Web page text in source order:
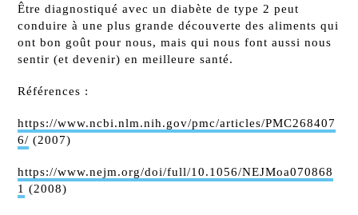
Être diagnostiqué avec un diabète de type 2 peut
conduire à une plus grande découverte des aliments qui
ont bon goût pour nous, mais qui nous font aussi nous
sentir (et devenir) en meilleure santé.
Références :
https://www.ncbi.nlm.nih.gov/pmc/articles/PMC268407
6/ (2007)
https://www.nejm.org/doi/full/10.1056/NEJMoa070868
1 (2008)